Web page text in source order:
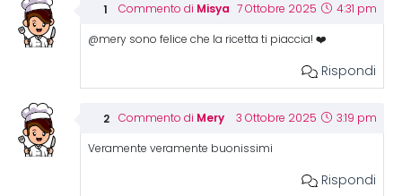
Commento di Misya 7 Ottobre 2025 4:31 pm
@mery sono felice che la ricetta ti piaccia! ❤️
Rispondi
Commento di Mery 3 Ottobre 2025 3:19 pm
Veramente veramente buonissimi
Rispondi